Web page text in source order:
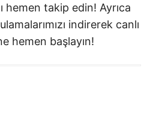
hemen takip edin! Ayrıca
indirerek canlı
hemen başlayın!